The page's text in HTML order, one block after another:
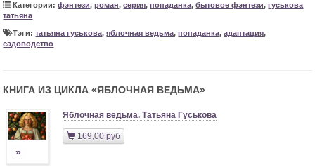
Категории:фэнтези,роман,серия,попаданка,бытовое фэнтези,гуськова
татьяна
Тэги:татьяна гуськова,яблочная ведьма,попаданка,адаптация,
садоводство
КНИГА ИЗ ЦИКЛА «ЯБЛОЧНАЯ ВЕДЬМА»
»
Яблочная ведьма. Татьяна Гуськова
169,00 руб